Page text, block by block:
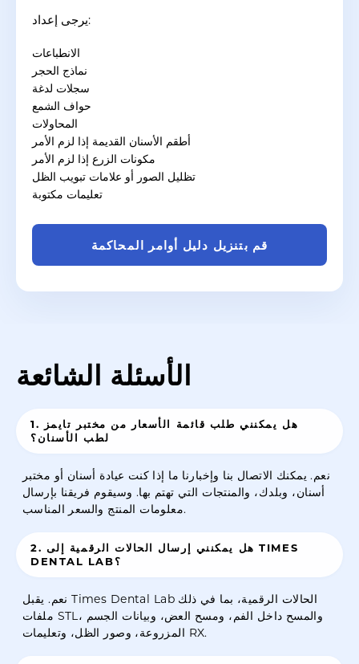
يرجى إعداد:
الانطباعات
نماذج الحجر
سجلات لدغة
حواف الشمع
المحاولات
أطقم الأسنان القديمة إذا لزم الأمر
مكونات الزرع إذا لزم الأمر
تظليل الصور أو علامات تبويب الظل
تعليمات مكتوبة
قم بتنزيل دليل أوامر المحاكمة
الأسئلة الشائعة
1. هل يمكنني طلب قائمة الأسعار من مختبر تايمز
لطب الأسنان؟
نعم. يمكنك الاتصال بنا وإخبارنا ما إذا كنت عيادة أسنان أو مختبر
أسنان، وبلدك، والمنتجات التي تهتم بها. وسيقوم فريقنا بإرسال
معلومات المنتج والسعر المناسب.
2. هل يمكنني إرسال الحالات الرقمية إلى TIMES
DENTAL LAB؟
نعم. يقبل Times Dental Lab الحالات الرقمية، بما في ذلك
ملفات STL، والمسح داخل الفم، ومسح العض، وبيانات الجسم
المزروعة، وصور الظل، وتعليمات RX.